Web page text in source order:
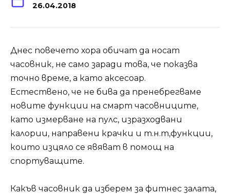
26.04.2018
Днес повечето хора обичат да носат
часовник, не само заради това, че показва
точно време, а като аксесоар.
Естествено, че не бива да пренебрегваме
новите функции на смарт часовниците,
като измерване на пулс, изразходвани
калории, направени крачки и т.н.т,функции,
които изцяло се явяват в помощ на
спортуващите.
Какъв часовник да изберем за фитнес залата,